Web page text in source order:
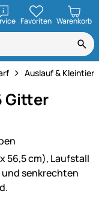
öffnenFavoriten Warenkorb
Auslauf &
Gitter